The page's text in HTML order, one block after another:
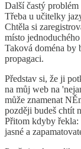
Další častý
Třeba u učitelky
Chtěla si
místo
Taková doména by
propagaci.
Představ si, že ji
na můj web na
může znamenat
později budeš chtít
Přitom kdyby řekla:
jasné a